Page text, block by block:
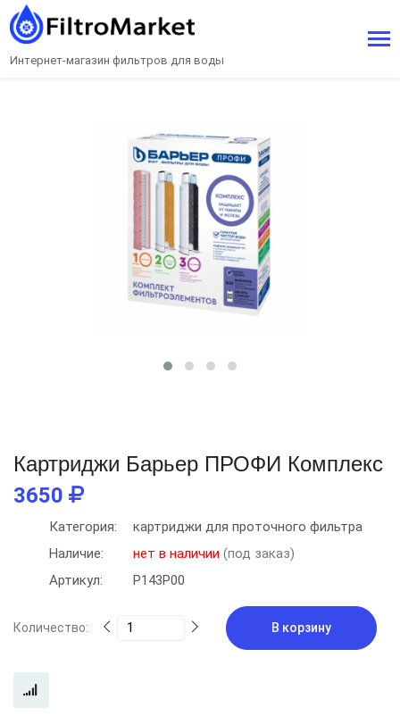
Интернет-магазин фильтров для воды
Картриджи Барьер ПРОФИ Комплекс
3650
Категория:
картриджи для проточного фильтра
Наличие:
нет в наличии (под заказ)
Артикул:
Р143Р00
Количество: В корзину